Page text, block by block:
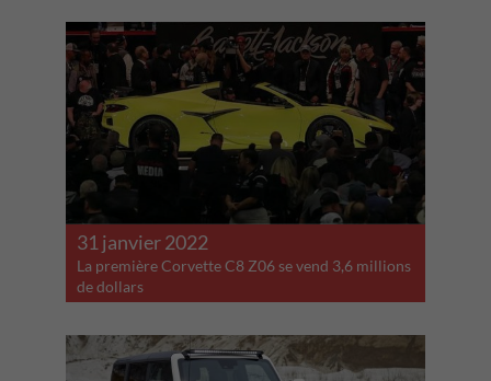
31 janvier 2022
La première Corvette C8 Z06 se vend 3,6 millions
de dollars